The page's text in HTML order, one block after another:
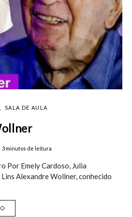
SALA DE AULA
3 minutos de leitura
Por Emely Cardoso, Julia
Alexandre Wollner, conhecido